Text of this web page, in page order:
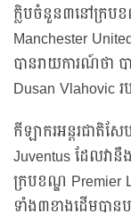
ក្លិបចំនួន៣នៅក្រប
Manchester
បានរាយការណ៍ថា ប
Dusan Vlahovic
កីឡាករអន្តរជាតិ
Juventus ដែលវានឹ
ក្របខណ្ឌ
ទាំង៣ខាងដើមបា